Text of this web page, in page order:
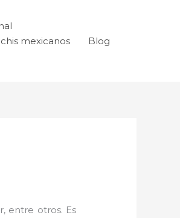
mexicanos
Blog
entre otros. Es